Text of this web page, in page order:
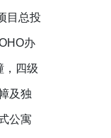
目总投
办
，四级
及独
公寓